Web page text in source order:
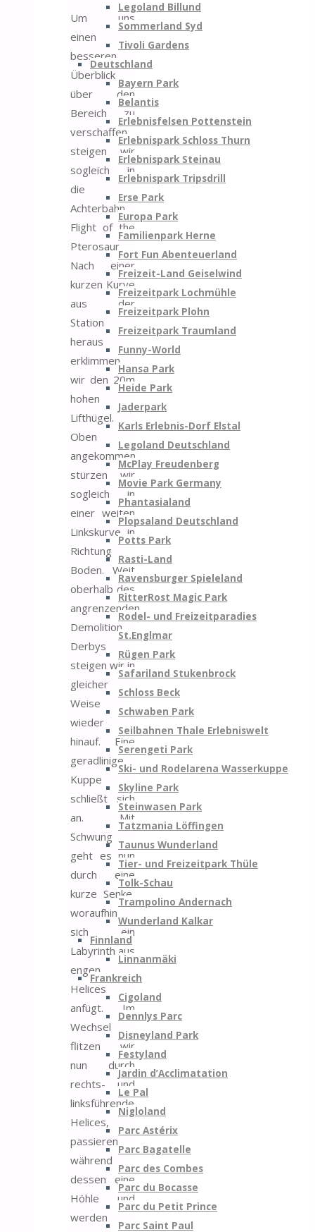
Legoland Billund
Sommerland Syd
Tivoli Gardens
Deutschland
Bayern Park
Belantis
Erlebnisfelsen Pottenstein
Erlebnispark Schloss Thurn
Erlebnispark Steinau
Erlebnispark Tripsdrill
Erse Park
Europa Park
Familienpark Herne
Fort Fun Abenteuerland
Freizeit-Land Geiselwind
Freizeitpark Lochmühle
Freizeitpark Plohn
Freizeitpark Traumland
Funny-World
Hansa Park
Heide Park
Jaderpark
Karls Erlebnis-Dorf Elstal
Legoland Deutschland
McPlay Freudenberg
Movie Park Germany
Phantasialand
Plopsaland Deutschland
Potts Park
Rasti-Land
Ravensburger Spieleland
RitterRost Magic Park
Rodel- und Freizeitparadies
St.Englmar
Rügen Park
Safariland Stukenbrock
Schloss Beck
Schwaben Park
Seilbahnen Thale Erlebniswelt
Serengeti Park
Ski- und Rodelarena Wasserkuppe
Skyline Park
Steinwasen Park
Tatzmania Löffingen
Taunus Wunderland
Tier- und Freizeitpark Thüle
Tolk-Schau
Trampolino Andernach
Wunderland Kalkar
Finnland
Linnanmäki
Frankreich
Cigoland
Dennlys Parc
Disneyland Park
Festyland
Jardin d’Acclimatation
Le Pal
Nigloland
Parc Astérix
Parc Bagatelle
Parc des Combes
Parc du Bocasse
Parc du Petit Prince
Parc Saint Paul
Um uns
einen
besseren
Überblick
über den
Bereich zu
verschaffen
steigen wir
sogleich in
die
Achterbahn
Flight of the
Pterosaur.
Nach einer
kurzen Kurve
aus der
Station
heraus
erklimmen
wir den 20m
hohen
Lifthügel.
Oben
angekommen
stürzen wir
sogleich in
einer weiten
Linkskurve in
Richtung
Boden. Weit
oberhalb des
angrenzenden
Demolition
Derbys
steigen wir in
gleicher
Weise
wieder
hinauf. Eine
geradlinige
Kuppe
schließt sich
an. Mit
Schwung
geht es nun
durch eine
kurze Senke,
woraufhin
sich ein
Labyrinth aus
engen
Helices
anfügt. Im
Wechsel
flitzen wir
nun durch
rechts- und
linksführende
Helices,
passieren
während
dessen eine
Höhle und
werden